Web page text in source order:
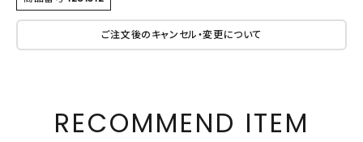
ご注文後のキャンセル・変更について
RECOMMEND ITEM